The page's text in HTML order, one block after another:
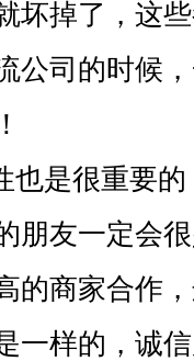
坏掉了，这
公司的时候
也是很重要
朋友一定会
的商家合作
一样的，诚